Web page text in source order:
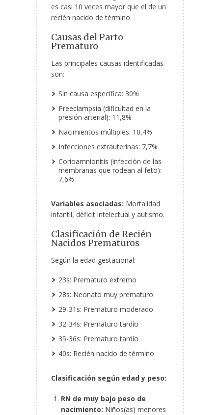
es casi 10 veces mayor que el de un
recién nacido de término.
Causas del Parto
Prematuro
Las principales causas identificadas
son:
Sin causa específica: 30%
Preeclampsia (dificultad en la
presión arterial): 11,8%
Nacimientos múltiples: 10,4%
Infecciones extrauterinas: 7,7%
Corioamnionitis (infección de las
membranas que rodean al feto):
7,6%
Variables asociadas: Mortalidad
infantil, déficit intelectual y autismo.
Clasificación de Recién
Nacidos Prematuros
Según la edad gestacional:
23s: Prematuro extremo
28s: Neonato muy prematuro
29-31s: Prematuro moderado
32-34s: Prematuro tardío
35-36s: Prematuro tardío
40s: Recién nacido de término
Clasificación según edad y peso:
RN de muy bajo peso de
nacimiento: Niños(as) menores